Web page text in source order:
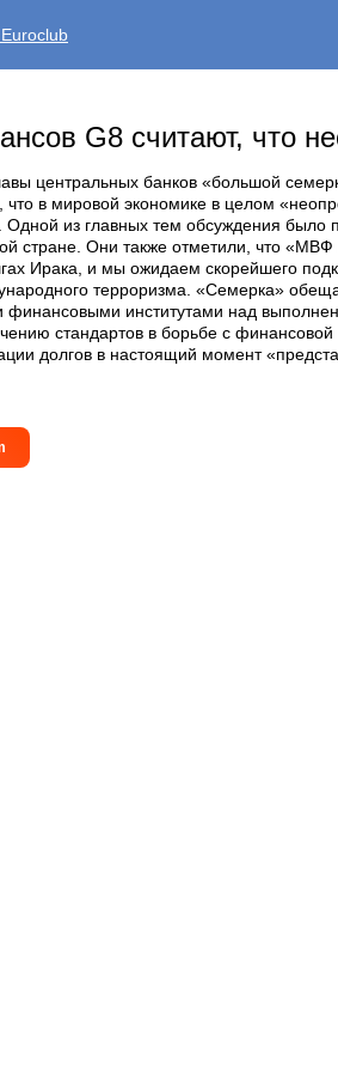
G8 считают, что
центральных банков «большой
что в мировой экономике в целом
Одной из главных тем обсуждения
стране. Они также отметили, что
Ирака, и мы ожидаем скорейшего
терроризма. «Семерка»
институтами над
стандартов в борьбе с
долгов в настоящий момент